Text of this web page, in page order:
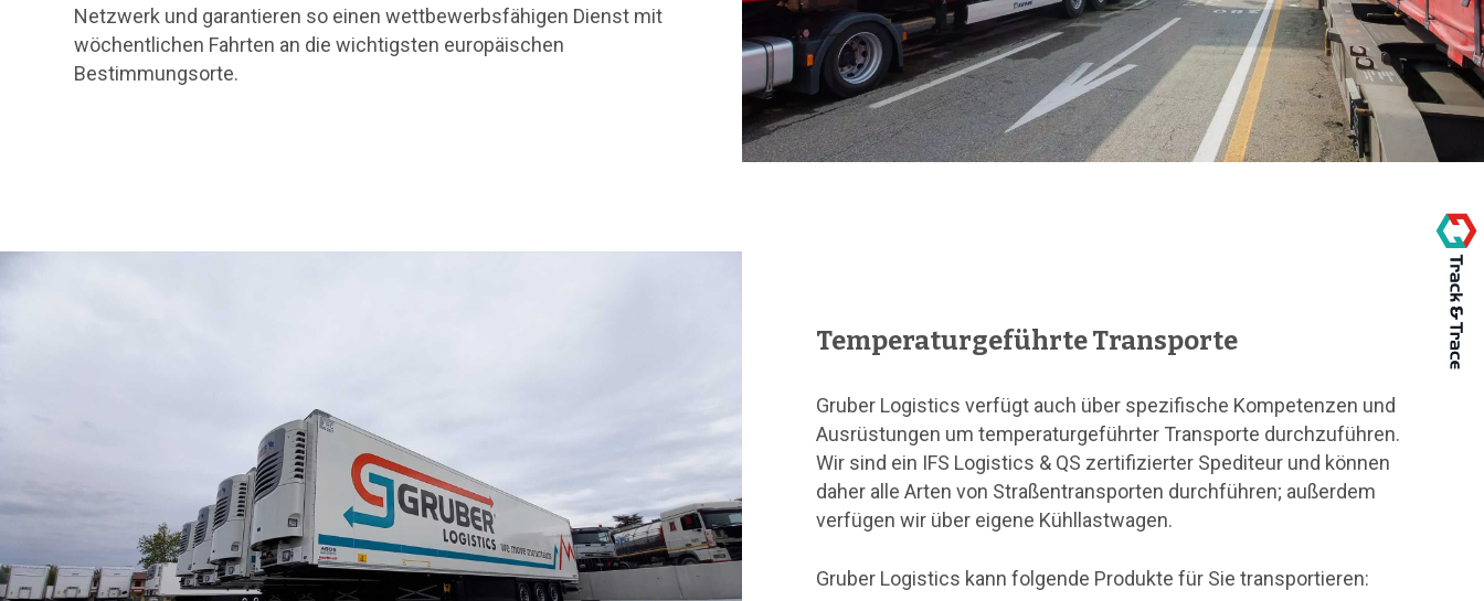
Netzwerk und garantieren so einen wettbewerbsfähigen Dienst mit
wöchentlichen Fahrten an die wichtigsten europäischen
Bestimmungsorte.
Temperaturgeführte Transporte
Gruber Logistics verfügt auch über spezifische Kompetenzen und
Ausrüstungen um temperaturgeführter Transporte durchzuführen.
Wir sind ein IFS Logistics & QS zertifizierter Spediteur und können
daher alle Arten von Straßentransporten durchführen; außerdem
verfügen wir über eigene Kühllastwagen.
Gruber Logistics kann folgende Produkte für Sie transportieren: